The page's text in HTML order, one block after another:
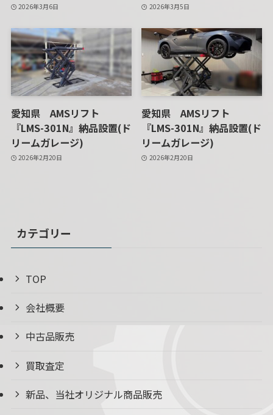
2026年3月6日 2026年3月5日
愛知県 AMSリフト
『LMS-301N』納品設置(ド
リームガレージ)
2026年2月20日
愛知県 AMSリフト
『LMS-301N』納品設置(ド
リームガレージ)
2026年2月20日
カテゴリー
TOP
会社概要
中古品販売
買取査定
新品、当社オリジナル商品販売